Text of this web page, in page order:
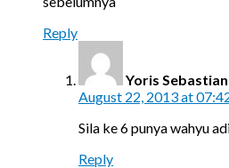
Reply
Yoris Sebastian
August 22, 2013 at
Sila ke 6 punya wahyu
Reply